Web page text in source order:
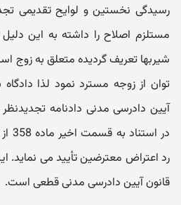
رسیدگی نخستین و لوایح تقدیمی
مستلزم اصلاح را داشته به این
شیربها تعریف گردیده متعلق به زوج
آیین دادرسی مدنی دادنامه
در
قانون آیین دادرسی مدنی قطعی است.